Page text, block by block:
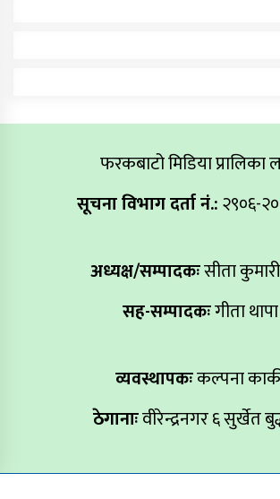
फरकबाटो मिडिया प्रालिका
सूचना विभाग दर्ता नं.:२९०६-
अध्यक्ष/सम्पादकःसीता
सह-सम्पादकःगीता थापा
व्यवस्थापकःकल्पना
ठेगानाःवीरेन्द्रनगर ६ सुर्खेत